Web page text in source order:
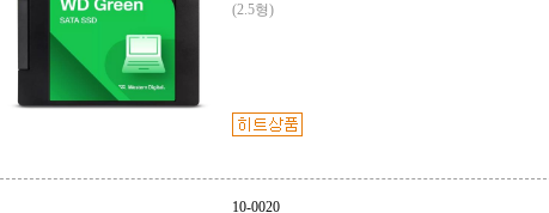
(2.5형)
10-0020